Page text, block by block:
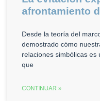
afrontamiento
Desde la teoría del
demostrado cómo
relaciones simbólicas
que
CONTINUAR »